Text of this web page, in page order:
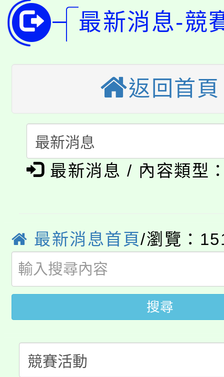
版
公告本校115學年度第
代理(課)教師甄選結果(
「2026金融保險知識
車」活動
桃園市115學年度學生
生本土語及新住民語歌
公告本校115學年度第
代理(課)教師甄選結果(
公告本校115學年度第
代理(課)教師甄選結果(
轉知中國文化大學推廣
《TA101》溝通分析基
系所師生報名參加。
淨零綠生活教案入校路
學籍身 分審查程序及
版
淨零綠領人才培育課程
公告本校115學年度第
代理(課)教師甄選結果(
「2026金融保險知識
車」活動
桃園市115學年度學生
生本土語及新住民語歌
公告本校115學年度第
代理(課)教師甄選結果(
公告本校115學年度第
最新消息-競
返回首頁
最新消息 / 內容類型
最新消息首頁/瀏覽：
搜尋